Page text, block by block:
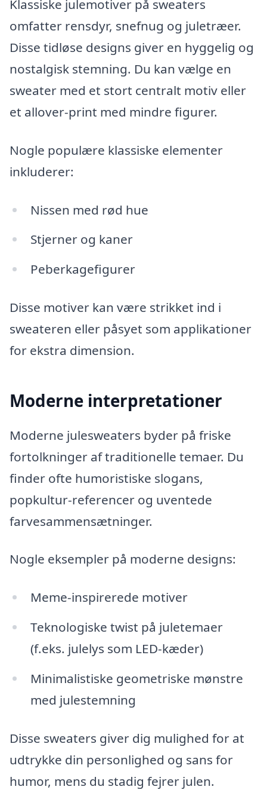
Klassiske julemotiver på sweaters
omfatter rensdyr, snefnug og juletræer.
Disse tidløse designs giver en hyggelig og
nostalgisk stemning. Du kan vælge en
sweater med et stort centralt motiv eller
et allover-print med mindre figurer.
Nogle populære klassiske elementer
inkluderer:
Nissen med rød hue
Stjerner og kaner
Peberkagefigurer
Disse motiver kan være strikket ind i
sweateren eller påsyet som applikationer
for ekstra dimension.
Moderne interpretationer
Moderne julesweaters byder på friske
fortolkninger af traditionelle temaer. Du
finder ofte humoristiske slogans,
popkultur-referencer og uventede
farvesammensætninger.
Nogle eksempler på moderne designs:
Meme-inspirerede motiver
Teknologiske twist på juletemaer
(f.eks. julelys som LED-kæder)
Minimalistiske geometriske mønstre
med julestemning
Disse sweaters giver dig mulighed for at
udtrykke din personlighed og sans for
humor, mens du stadig fejrer julen.